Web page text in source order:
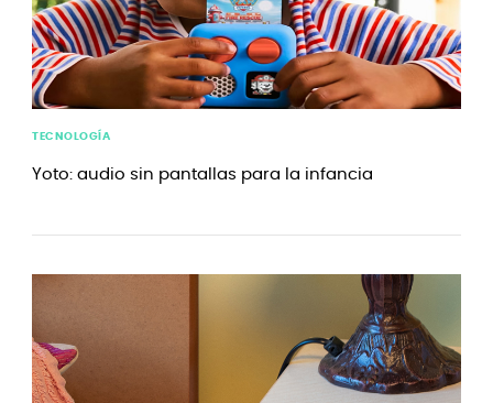
TECNOLOGÍA
Yoto: audio sin pantallas para la infancia